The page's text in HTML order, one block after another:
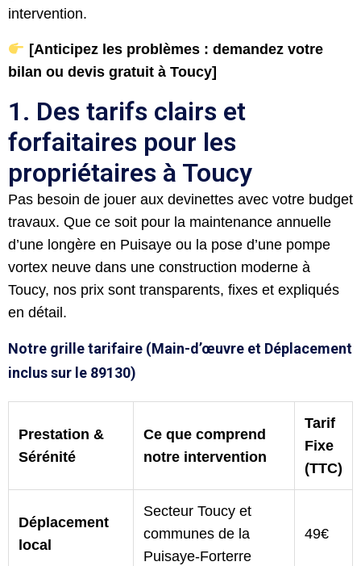
intervention.
[Anticipez les problèmes : demandez votre
bilan ou devis gratuit à Toucy]
1. Des tarifs clairs et
forfaitaires pour les
propriétaires à Toucy
Pas besoin de jouer aux devinettes avec votre budget
travaux. Que ce soit pour la maintenance annuelle
d’une longère en Puisaye ou la pose d’une pompe
vortex neuve dans une construction moderne à
Toucy, nos prix sont transparents, fixes et expliqués
en détail.
Notre grille tarifaire (Main-d’œuvre et Déplacement
inclus sur le 89130)
Prestation &
Sérénité
Ce que comprend
notre intervention
Tarif
Fixe
(TTC)
Déplacement
local
Secteur Toucy et
communes de la
Puisaye-Forterre
49€